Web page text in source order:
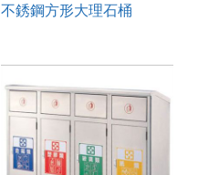
不銹鋼方形大理石桶